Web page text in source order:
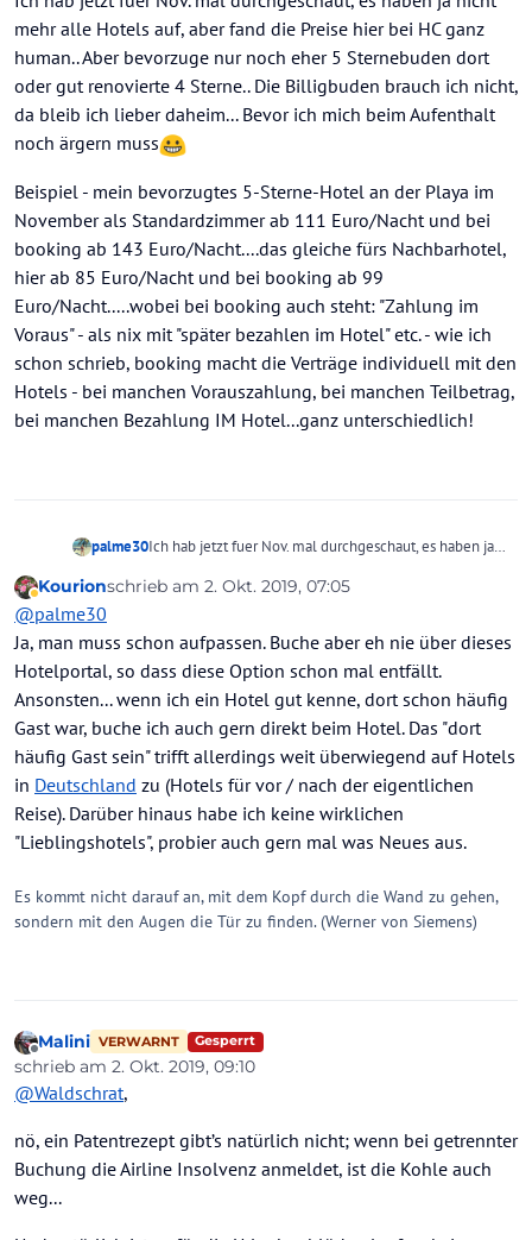
mehr alle Hotels auf, aber fand die Preise hier bei HC ganz
human.. Aber bevorzuge nur noch eher 5 Sternebuden dort
oder gut renovierte 4 Sterne.. Die Billigbuden brauch ich nicht,
da bleib ich lieber daheim... Bevor ich mich beim Aufenthalt
noch ärgern muss
Beispiel - mein bevorzugtes 5-Sterne-Hotel an der Playa im
November als Standardzimmer ab 111 Euro/Nacht und bei
booking ab 143 Euro/Nacht....das gleiche fürs Nachbarhotel,
hier ab 85 Euro/Nacht und bei booking ab 99
Euro/Nacht.....wobei bei booking auch steht: "Zahlung im
Voraus" - als nix mit "später bezahlen im Hotel" etc. - wie ich
schon schrieb, booking macht die Verträge individuell mit den
Hotels - bei manchen Vorauszahlung, bei manchen Teilbetrag,
bei manchen Bezahlung IM Hotel...ganz unterschiedlich!
palme30Ich hab jetzt fuer Nov. mal durchgeschaut, es haben ja
HC ganz human.. Aber bevorzuge nur noch eher 5
Billigbuden brauch ich nicht, da bleib ich lieber
daheim... Bevor ich mich beim Aufenthalt noch ärgern
muss
Beispiel - mein bevorzugtes 5-Sterne-Hotel an der
Euro/Nacht und bei booking ab 143 Euro/Nacht....das
gleiche fürs Nachbarhotel, hier ab 85 Euro/Nacht und
bei booking ab 99 Euro/Nacht.....wobei bei booking
auch steht: "Zahlung im Voraus" - als nix mit "später
bezahlen im Hotel" etc. - wie ich schon schrieb, booking
macht die Verträge individuell mit den Hotels - bei
manchen Vorauszahlung, bei manchen Teilbetrag, bei
manchen Bezahlung IM Hotel...ganz unterschiedlich!
Abwesend
Kourionschrieb am 2. Okt. 2019, 07:05
zuletzt editiert von Kourion10. Feb. 2019, 07:12
@palme30
Ja, man muss schon aufpassen. Buche aber eh nie über dieses
Hotelportal, so dass diese Option schon mal entfällt.
Ansonsten... wenn ich ein Hotel gut kenne, dort schon häufig
Gast war, buche ich auch gern direkt beim Hotel. Das "dort
häufig Gast sein" trifft allerdings weit überwiegend auf Hotels
in Deutschland zu (Hotels für vor / nach der eigentlichen
Reise). Darüber hinaus habe ich keine wirklichen
"Lieblingshotels", probier auch gern mal was Neues aus.
Es kommt nicht darauf an, mit dem Kopf durch die Wand zu gehen,
sondern mit den Augen die Tür zu finden. (Werner von Siemens)
Offline
Malini VERWARNT Gesperrt
schrieb am 2. Okt. 2019, 09:10
zuletzt editiert von
@Waldschrat,
nö, ein Patentrezept gibt’s natürlich nicht; wenn bei getrennter
Buchung die Airline Insolvenz anmeldet, ist die Kohle auch
weg...